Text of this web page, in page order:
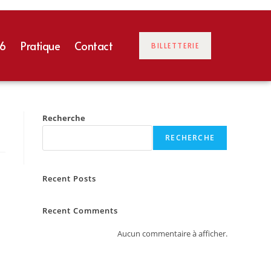
Pratique Contact BILLETTERIE
Recherche
RECHERCHE
Recent Posts
Recent Comments
Aucun commentaire à afficher.